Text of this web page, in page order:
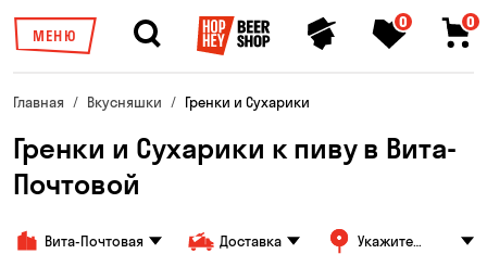
МЕНЮ
0 0
Главная Вкусняшки Гренки и Сухарики
Гренки и Сухарики к пиву в Вита-
Почтовой
Вита-Почтовая Доставка
Укажите